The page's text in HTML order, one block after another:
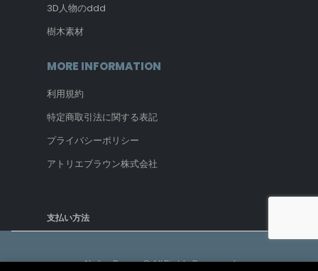
3D人物のddd
樹木素材
MORE INFORMATION
利用規約
特定商取引法に関する表記
プライバシーポリシー
アトリエブラウン株式会社
支払い方法
Atelier Brown © All Rights Reserved